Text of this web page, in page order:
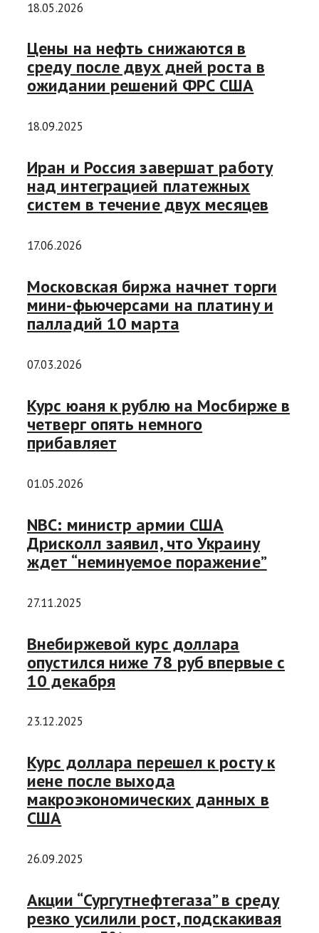
18.05.2026
Цены на нефть снижаются в
среду после двух дней роста в
ожидании решений ФРС США
18.09.2025
Иран и Россия завершат работу
над интеграцией платежных
систем в течение двух месяцев
17.06.2026
Московская биржа начнет торги
мини-фьючерсами на платину и
палладий 10 марта
07.03.2026
Курс юаня к рублю на Мосбирже в
четверг опять немного
прибавляет
01.05.2026
NBC: министр армии США
Дрисколл заявил, что Украину
ждет “неминуемое поражение”
27.11.2025
Внебиржевой курс доллара
опустился ниже 78 руб впервые с
10 декабря
23.12.2025
Курс доллара перешел к росту к
иене после выхода
макроэкономических данных в
США
26.09.2025
Акции “Сургутнефтегаза” в среду
резко усилили рост, подскакивая